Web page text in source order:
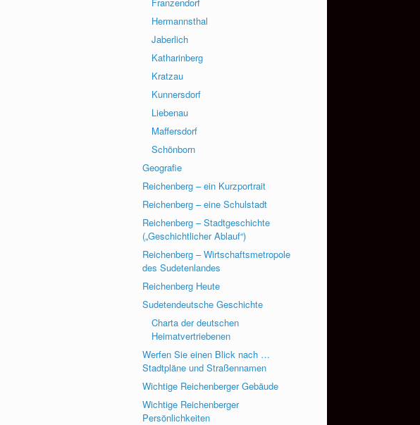
Hermannsthal
Jaberlich
Katharinberg
Kratzau
Kunnersdorf
Liebenau
Maffersdorf
Schönborn
Geografie
Reichenberg – ein Kurzportrait
Reichenberg – eine Schulstadt
Reichenberg – Stadtgeschichte
(„Geschichtlicher Ablauf“)
Reichenberg – Wirtschaftsmetropole
des Sudetenlandes
Reichenberg Heute
Sudetendeutsche Geschichte
Charta der deutschen
Heimatvertriebenen
Werfen Sie einen Blick nach …
Stadtpläne und Straßennamen
Wichtige Reichenberger Gebäude
Wichtige Reichenberger
Persönlichkeiten